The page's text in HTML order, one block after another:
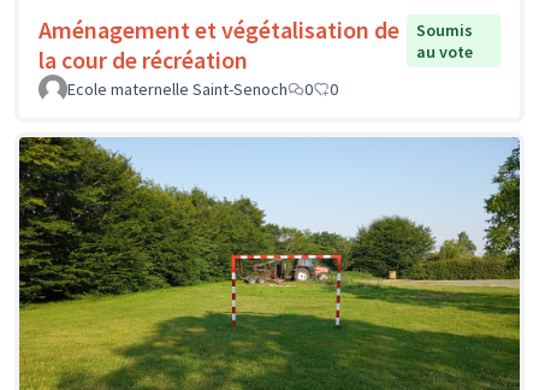
Aménagement et végétalisation de
la cour de récréation
Soumis
au vote
Ecole maternelle Saint-Senoch
0 0